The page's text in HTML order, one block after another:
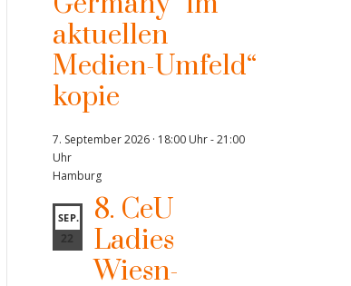
aktuellen
Medien-Umfeld“
kopie
7. September 2026 · 18:00 Uhr-21:00
Uhr
Hamburg
SEP.
22
8. CeU
Ladies
Wiesn-